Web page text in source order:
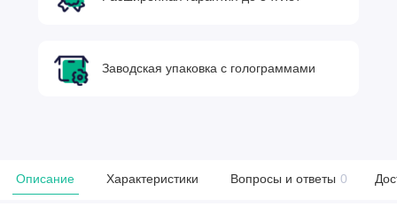
Заводская упаковка с голограммами
Описание Характеристики Вопросы и ответы 0